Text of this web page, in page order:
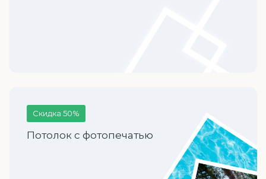
Скидка 50%
Потолок с фотопечатью